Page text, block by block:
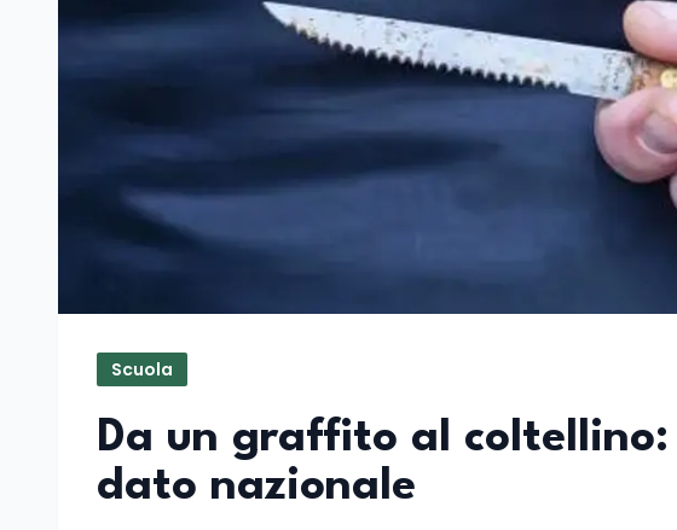
Scuola
Da un graffito al coltellino:
dato nazionale